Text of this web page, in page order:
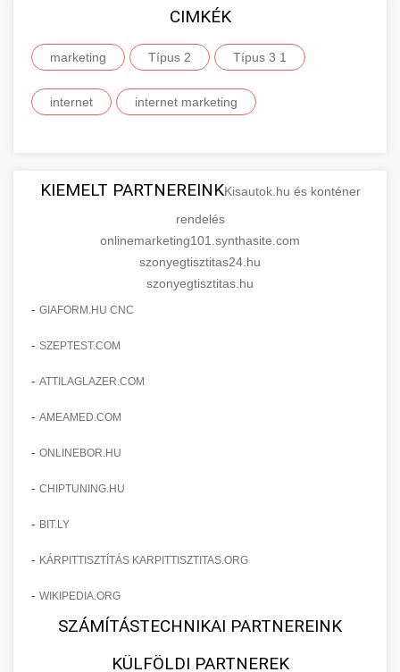
CIMKÉK
marketing Típus 2 Típus 3 1
internet internet marketing
KIEMELT PARTNEREINKKisautok.hu és konténer
rendelés
onlinemarketing101.synthasite.com
szonyegtisztitas24.hu
szonyegtisztitas.hu
- GIAFORM.HU CNC
- SZEPTEST.COM
- ATTILAGLAZER.COM
- AMEAMED.COM
- ONLINEBOR.HU
- CHIPTUNING.HU
- BIT.LY
- KÁRPITTISZTÍTÁS KARPITTISZTITAS.ORG
- WIKIPEDIA.ORG
SZÁMÍTÁSTECHNIKAI PARTNEREINK
KÜLFÖLDI PARTNEREK